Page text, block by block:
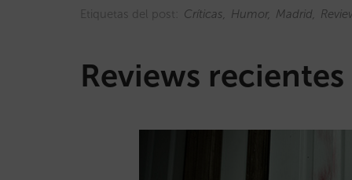
Etiquetas del post: Críticas Humor Madrid
Reviews